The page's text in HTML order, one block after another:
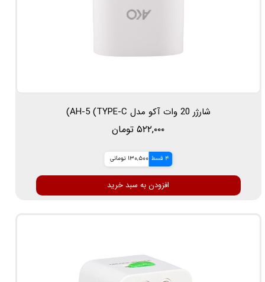
شارژر 20 وات آکو مدل AH-5 (TYPE-C)
۵۲۲,۰۰۰ تومان
4 قسط 130,500 تومانی
افزودن به سبد خرید